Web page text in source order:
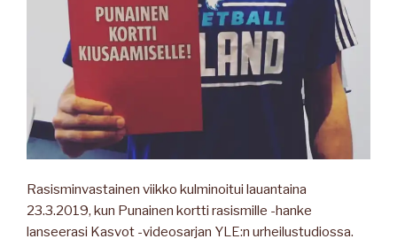
Rasisminvastainen viikko kulminoitui lauantaina
23.3.2019, kun Punainen kortti rasismille -hanke
lanseerasi Kasvot -videosarjan YLE:n urheilustudiossa.